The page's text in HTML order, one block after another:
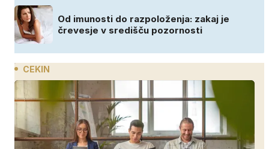
Od imunosti do razpoloženja: zakaj je
črevesje v središču pozornosti
CEKIN